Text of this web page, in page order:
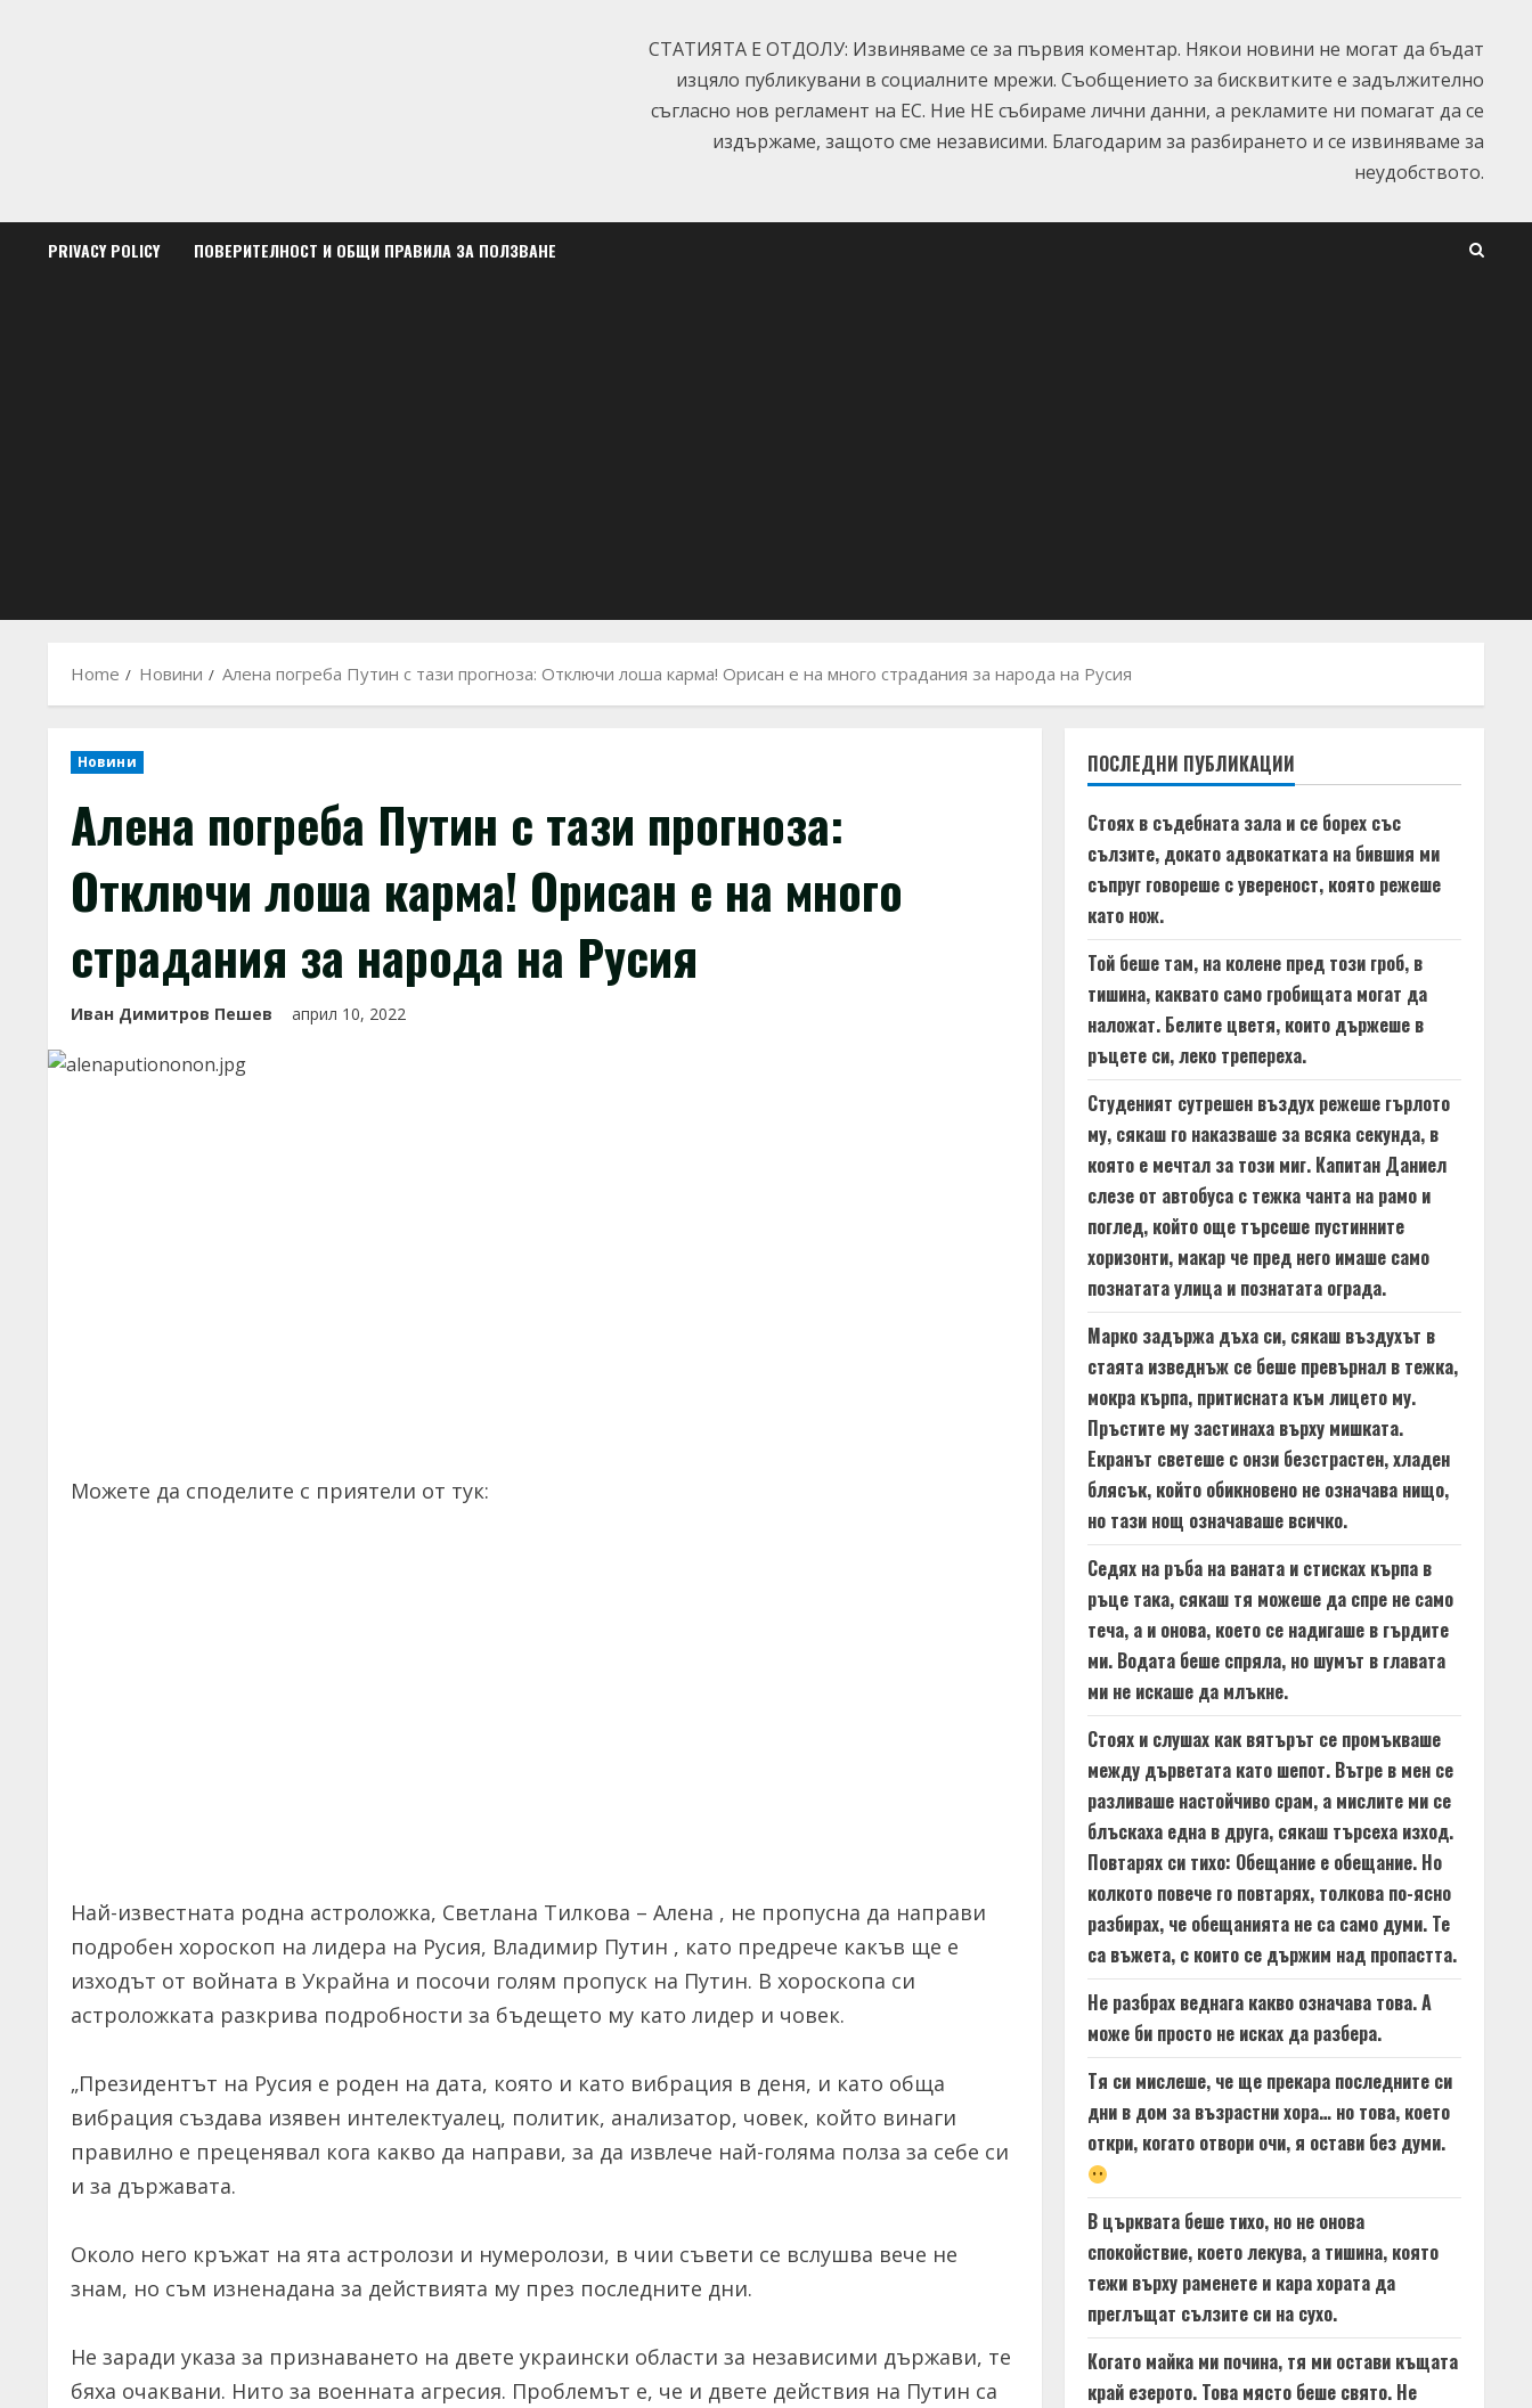
СТАТИЯТА Е ОТДОЛУ: Извиняваме се за първия коментар. Някои новини не могат да бъдат
изцяло публикувани в социалните мрежи. Съобщението за бисквитките е задължително
съгласно нов регламент на ЕС. Ние НЕ събираме лични данни, а рекламите ни помагат да се
издържаме, защото сме независими. Благодарим за разбирането и се извиняваме за
неудобството.
PRIVACY POLICY ПОВЕРИТЕЛНОСТ И ОБЩИ ПРАВИЛА ЗА ПОЛЗВАНЕ
Home Новини Алена погреба Путин с тази прогноза: Отключи лоша карма! Орисан е на много страдания за народа на Русия
Новини
Алена погреба Путин с тази прогноза:
Отключи лоша карма! Орисан е на много
страдания за народа на Русия
Иван Димитров Пешев април 10, 2022
Можете да споделите с приятели от тук:
Най-известната родна астроложка, Светлана Тилкова – Алена , не пропусна да направи
подробен хороскоп на лидера на Русия, Владимир Путин , като предрече какъв ще е
изходът от войната в Украйна и посочи голям пропуск на Путин. В хороскопа си
астроложката разкрива подробности за бъдещето му като лидер и човек.
„Президентът на Русия е роден на дата, която и като вибрация в деня, и като обща
вибрация създава изявен интелектуалец, политик, анализатор, човек, който винаги
правилно е преценявал кога какво да направи, за да извлече най-голяма полза за себе си
и за държавата.
Около него кръжат на ята астролози и нумеролози, в чии съвети се вслушва вече не
знам, но съм изненадана за действията му през последните дни.
Не заради указа за признаването на двете украински области за независими държави, те
бяха очаквани. Нито за военната агресия. Проблемът е, че и двете действия на Путин са
ПОСЛЕДНИ ПУБЛИКАЦИИ
Стоях в съдебната зала и се борех със
сълзите, докато адвокатката на бившия ми
съпруг говореше с увереност, която режеше
като нож.
Той беше там, на колене пред този гроб, в
тишина, каквато само гробищата могат да
наложат. Белите цветя, които държеше в
ръцете си, леко трепереха.
Студеният сутрешен въздух режеше гърлото
му, сякаш го наказваше за всяка секунда, в
която е мечтал за този миг. Капитан Даниел
слезе от автобуса с тежка чанта на рамо и
поглед, който още търсеше пустинните
хоризонти, макар че пред него имаше само
познатата улица и познатата ограда.
Марко задържа дъха си, сякаш въздухът в
стаята изведнъж се беше превърнал в тежка,
мокра кърпа, притисната към лицето му.
Пръстите му застинаха върху мишката.
Екранът светеше с онзи безстрастен, хладен
блясък, който обикновено не означава нищо,
но тази нощ означаваше всичко.
Седях на ръба на ваната и стисках кърпа в
ръце така, сякаш тя можеше да спре не само
теча, а и онова, което се надигаше в гърдите
ми. Водата беше спряла, но шумът в главата
ми не искаше да млъкне.
Стоях и слушах как вятърът се промъкваше
между дърветата като шепот. Вътре в мен се
разливаше настойчиво срам, а мислите ми се
блъскаха една в друга, сякаш търсеха изход.
Повтарях си тихо: Обещание е обещание. Но
колкото повече го повтарях, толкова по-ясно
разбирах, че обещанията не са само думи. Те
са въжета, с които се държим над пропастта.
Не разбрах веднага какво означава това. А
може би просто не исках да разбера.
Тя си мислеше, че ще прекара последните си
дни в дом за възрастни хора… но това, което
откри, когато отвори очи, я остави без думи.
В църквата беше тихо, но не онова
спокойствие, което лекува, а тишина, която
тежи върху раменете и кара хората да
преглъщат сълзите си на сухо.
Когато майка ми почина, тя ми остави къщата
край езерото. Това място беше свято. Не